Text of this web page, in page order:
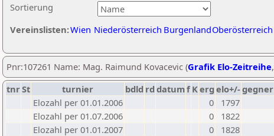
Sortierung
Vereinslisten:Wien Niederösterreich BurgenlandOberösterreich
Pnr:107261 Name: Mag. Raimund Kovacevic (Grafik Elo-Zeitreihe,
tnrSt turnier bdld rd datumf Kerg elo+/-gegner
Elozahl per 01.01.2006
0
1797
Elozahl per 01.07.2006
0
1822
Elozahl per 01.01.2007
0
1828